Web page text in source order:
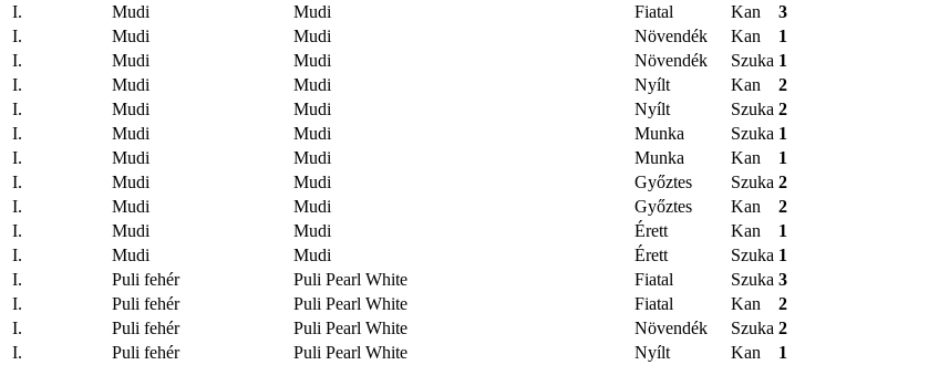
I.
Mudi Mudi Fiatal Kan
3
I.
Mudi Mudi Növendék Kan
1
I.
Mudi Mudi Növendék Szuka 1
I.
Mudi Mudi Nyílt Kan
2
I.
Mudi Mudi Nyílt Szuka 2
I.
Mudi Mudi Munka Szuka 1
I.
Mudi Mudi Munka Kan
1
I.
Mudi Mudi Győztes Szuka 2
I.
Mudi Mudi Győztes Kan
2
I.
Mudi Mudi Érett Kan
1
I.
Mudi Mudi Érett Szuka 1
I.
Puli fehér Puli Pearl White Fiatal Szuka 3
I.
Puli fehér Puli Pearl White Fiatal Kan
2
I.
Puli fehér Puli Pearl White Növendék Szuka 2
I.
Puli fehér Puli Pearl White Nyílt Kan
1